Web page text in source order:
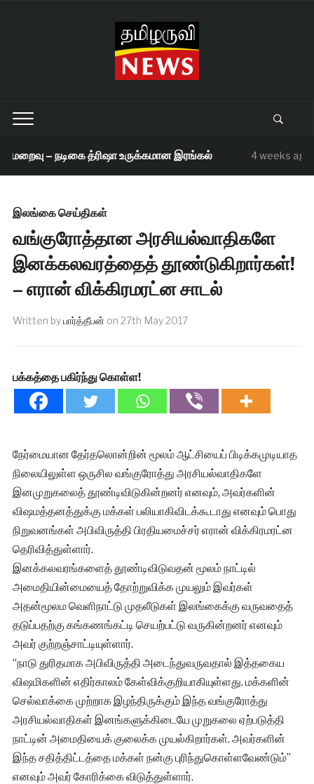
– நடிகை த்ரிஷா உருக்கமான இரங்கல் 4 weeks ago
இலங்கை செய்திகள்
வங்குரோத்தான அரசியல்வாதிகளே
இனக்கலவரத்தைத் தூண்டுகிறார்கள்!
– எரான் விக்கிரமரட்ன சாடல்
Written byபார்த்தீபன் on 27th May 2017
பக்கத்தை பகிர்ந்து கொள்ள!
நேர்மையான தேர்தலொன்றின் மூலம் ஆட்சியைப் பிடிக்கமுடியாத
நிலையிலுள்ள ஒருசில வங்குரோத்து அரசியல்வாதிகளே
இனமுறுகலைத் தூண்டிவிடுகின்றனர் எனவும், அவர்களின்
விஷமத்தனத்துக்கு மக்கள் பலியாகிவிடக்கூடாது எனவும் பொது
நிறுவனங்கள் அபிவிருத்தி பிரதியமைச்சர் எரான் விக்கிரமரட்ன
தெரிவித்துள்ளார்.
இனக்கலவரங்களைத் தூண்டிவிடுவதன் மூலம் நாட்டில்
அமைதியின்மையைத் தோற்றுவிக்க முயலும் இவர்கள்
அதன்மூலம வெளிநாட்டு முதலீடுகள் இலங்கைக்கு வருவதைத்
தடுப்பதற்கு கங்கணங்கட்டி செயற்பட்டு வருகின்றனர் எனவும்
அவர் குற்றஞ்சாட்டியுள்ளார்.
“நாடு துரிதமாக அபிவிருத்தி அடைந்துவருவதால் இத்தகைய
விஷமிகளின் எதிர்காலம் கேள்விக்குறியாகியுள்ளது. மக்களின்
செல்வாக்கை முற்றாக இழந்திருக்கும் இந்த வங்குரோத்து
அரசியல்வாதிகள் இனங்களுக்கிடையே முறுகலை ஏற்படுத்தி
நாட்டின் அமைதியைக் குலைக்க முயல்கிறார்கள். அவர்களின்
இந்த சதித்திட்டத்தை மக்கள் நன்கு புரிந்துகொள்ளவேண்டும்”
எனவும் அவர் கோரிக்கை விடுத்துள்ளார்.